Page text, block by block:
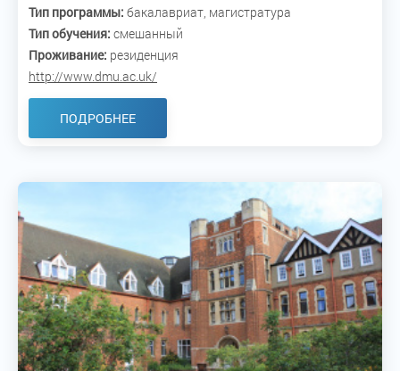
Тип программы: бакалавриат, магистратура
Тип обучения: смешанный
Проживание: резиденция
http://www.dmu.ac.uk/
ПОДРОБНЕЕ